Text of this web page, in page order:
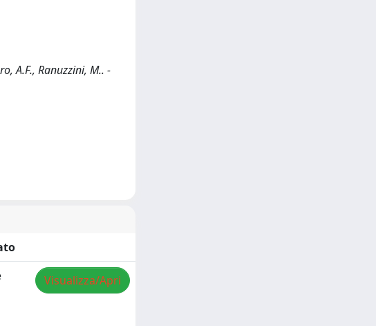
A.F., Ranuzzini, M.. -
Visualizza/Apri